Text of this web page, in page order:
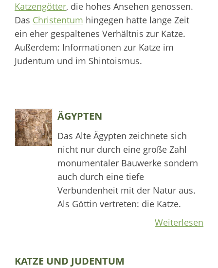
Katzengötter, die hohes Ansehen genossen.
Das Christentum hingegen hatte lange Zeit
ein eher gespaltenes Verhältnis zur Katze.
Außerdem: Informationen zur Katze im
Judentum und im Shintoismus.
ÄGYPTEN
Das Alte Ägypten zeichnete sich
nicht nur durch eine große Zahl
monumentaler Bauwerke sondern
auch durch eine tiefe
Verbundenheit mit der Natur aus.
Als Göttin vertreten: die Katze.
Weiterlesen
KATZE UND JUDENTUM